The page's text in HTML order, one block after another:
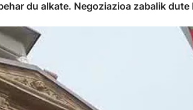
du alkate. Negoziazioa zabalik dute